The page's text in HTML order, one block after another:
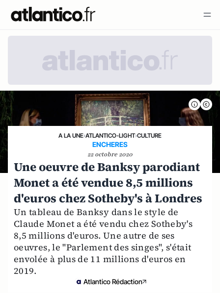
A LA UNE›ATLANTICO-LIGHT›CULTURE
ENCHERES
22 octobre 2020
Une oeuvre de Banksy parodiant
Monet a été vendue 8,5 millions
d'euros chez Sotheby's à Londres
Un tableau de Banksy dans le style de
Claude Monet a été vendu chez Sotheby's
8,5 millions d'euros. Une autre de ses
oeuvres, le "Parlement des singes", s'était
envolée à plus de 11 millions d'euros en
2019.
Atlantico Rédaction